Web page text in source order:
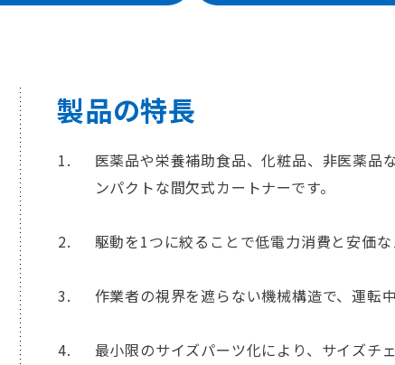
製品の特長
医薬品や栄養補助食品、化粧品、非医薬品
ンパクトな間欠式カートナーです。
駆動を1つに絞ることで低電力消費と安価
作業者の視界を遮らない機械構造で、運転
最小限のサイズパーツ化により、サイズチ